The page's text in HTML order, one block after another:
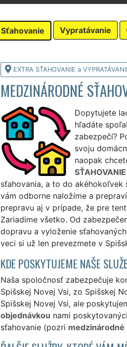
Sťahovanie Vypratávanie
EXTRA SŤAHOVANIE a
MEDZINÁRODNÉ
Dopytujete
hľadáte
zabezpečí?
svoju
naopak
SŤAHOVANIE
sťahovania, a to do
vám odborne naložíme a
prepravu aj v prípade, že pre
Zariadime všetko. Od
dopravu a vyloženie
veci si už len prevezmete v
KDE POSKYTUJEME NAŠE
Naša spoločnosť zabezpečuje
Spišskej Novej Vsi, zo Spišskej
Spišskej Novej Vsi, ale
objednávkou nami
sťahovanie (pozri medzinárodné